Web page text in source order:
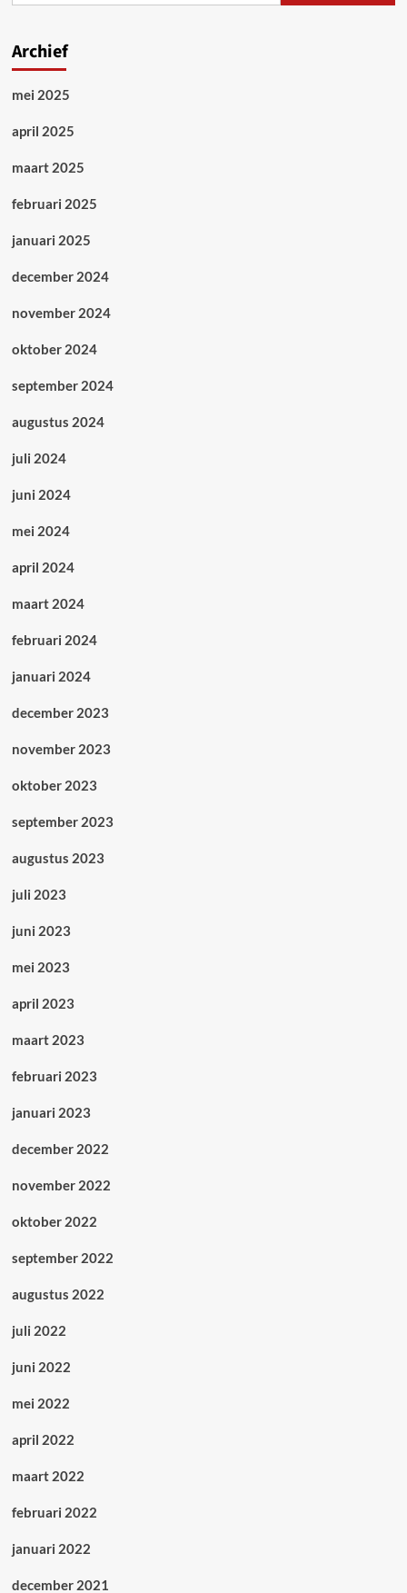
Bosnische
Archief
mei 2025
april 2025
maart 2025
februari 2025
januari 2025
december 2024
november 2024
oktober 2024
september 2024
augustus 2024
juli 2024
juni 2024
mei 2024
april 2024
maart 2024
februari 2024
januari 2024
december 2023
november 2023
oktober 2023
september 2023
augustus 2023
juli 2023
juni 2023
mei 2023
april 2023
maart 2023
februari 2023
januari 2023
december 2022
november 2022
oktober 2022
september 2022
augustus 2022
juli 2022
juni 2022
mei 2022
april 2022
maart 2022
februari 2022
januari 2022
december 2021